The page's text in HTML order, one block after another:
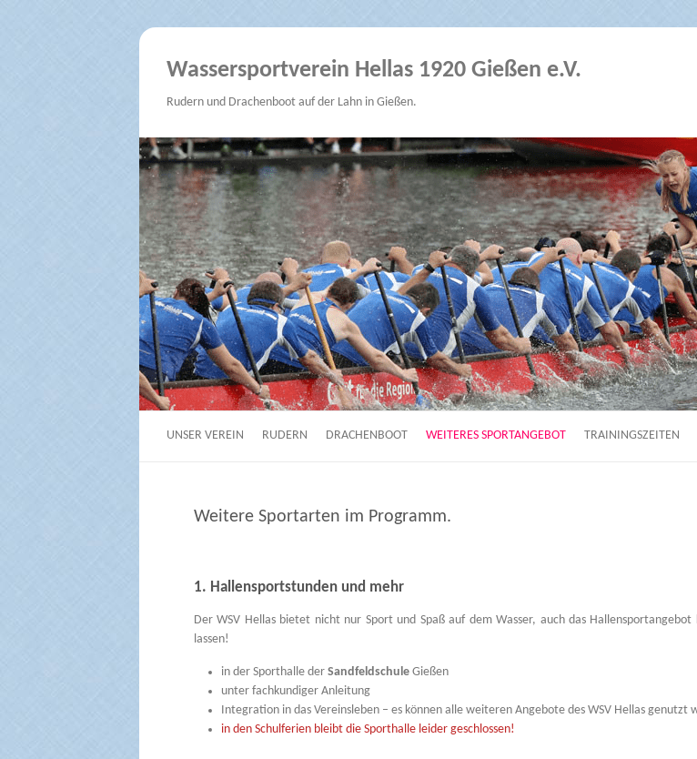
Wassersportverein Hellas 1920 Gießen e.V.
Rudern und Drachenboot auf der Lahn in Gießen.
UNSER VEREIN RUDERN DRACHENBOOT WEITERES SPORTANGEBOT TRAININGSZEITEN
Weitere Sportarten im Programm.
1. Hallensportstunden und mehr
Der WSV Hellas bietet nicht nur Sport und Spaß auf dem Wasser, auch das Hallensportangebot
lassen!
in der Sporthalle der SandfeldschuleGießen
unter fachkundiger Anleitung
Integration in das Vereinsleben – es können alle weiteren Angebote des WSV Hellas genutzt
in den Schulferien bleibt die Sporthalle leider geschlossen!